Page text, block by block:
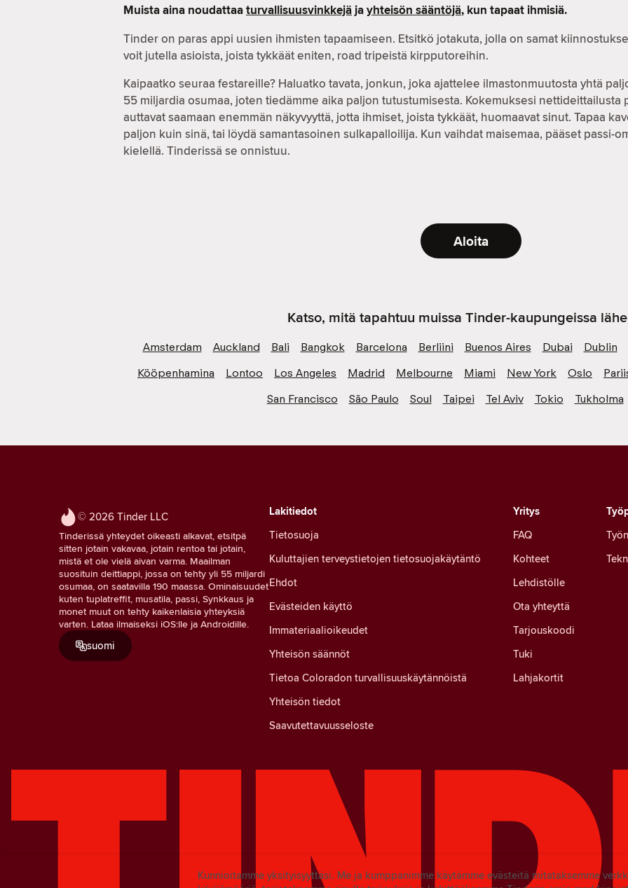
Muista aina noudattaaturvallisuusvinkkejäjayhteisön sääntöjä, kun tapaat ihmisiä.
Tinder on paras appi uusien ihmisten tapaamiseen. Etsitkö jotakuta, jolla on samat
voit jutella asioista, joista tykkäät eniten, road tripeistä kirpputoreihin.
Kaipaatko seuraa festareille? Haluatko tavata, jonkun, joka ajattelee ilmastonmuutosta yhtä
55 miljardia osumaa, joten tiedämme aika paljon tutustumisesta. Kokemuksesi
auttavat saamaan enemmän näkyvyyttä, jotta ihmiset, joista tykkäät, huomaavat sinut. Tapaa
paljon kuin sinä, tai löydä samantasoinen sulkapalloilija. Kun vaihdat maisemaa, pääset passi-
kielellä. Tinderissä se onnistuu.
Aloita
Katso, mitä tapahtuu muissa Tinder-kaupungeissa
Amsterdam Auckland Bali Bangkok Barcelona Berliini Buenos Aires Dubai
Dublin
Kööpenhamina
Lontoo Los Angeles Madrid Melbourne Miami New York Oslo
San Francisco
São Paulo Soul Taipei Tel Aviv Tokio Tukholma
© 2026 Tinder LLC
Tinderissä yhteydet oikeasti alkavat, etsitpä
sitten jotain vakavaa, jotain rentoa tai jotain,
mistä et ole vielä aivan varma. Maailman
suosituin deittiappi, jossa on tehty yli 55 miljardi
osumaa, on saatavilla 190 maassa. Ominaisuudet
kuten tuplatreffit, musatila, passi, Synkkaus ja
monet muut on tehty kaikenlaisia yhteyksiä
varten. Lataa ilmaiseksi iOS:lle ja Androidille.
suomi
Lakitiedot
Tietosuoja
Kuluttajien terveystietojen tietosuojakäytäntö
Ehdot
Evästeiden käyttö
Immateriaalioikeudet
Yhteisön säännöt
Tietoa Coloradon turvallisuuskäytännöistä
Yhteisön tiedot
Saavutettavuusseloste
Yritys
FAQ
Kohteet
Lehdistölle
Ota yhteyttä
Tarjouskoodi
Tuki
Lahjakortit
Kunnioitamme yksityisyyttäsi. Me ja kumppanimme käytämme evästeitä mitataksemme